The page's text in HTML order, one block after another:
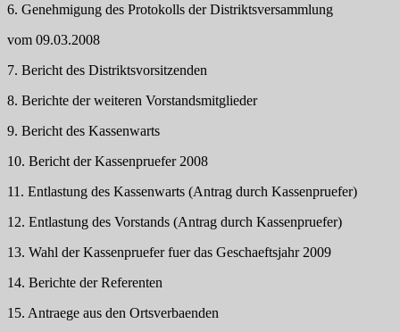
6. Genehmigung des Protokolls der Distriktsversammlung
vom 09.03.2008
7. Bericht des Distriktsvorsitzenden
8. Berichte der weiteren Vorstandsmitglieder
9. Bericht des Kassenwarts
10. Bericht der Kassenpruefer 2008
11. Entlastung des Kassenwarts (Antrag durch Kassenpruefer)
12. Entlastung des Vorstands (Antrag durch Kassenpruefer)
13. Wahl der Kassenpruefer fuer das Geschaeftsjahr 2009
14. Berichte der Referenten
15. Antraege aus den Ortsverbaenden